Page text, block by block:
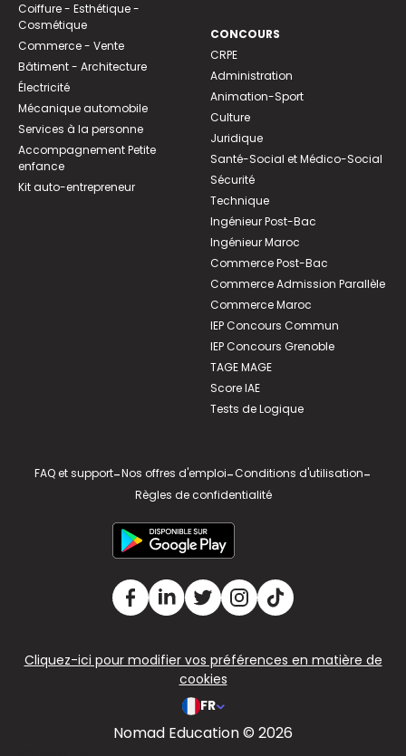
Coiffure - Esthétique -
Cosmétique
Commerce - Vente
Bâtiment - Architecture
Électricité
Mécanique automobile
Services à la personne
Accompagnement Petite
enfance
Kit auto-entrepreneur
CONCOURS
CRPE
Administration
Animation-Sport
Culture
Juridique
Santé-Social et Médico-Social
Sécurité
Technique
Ingénieur Post-Bac
Ingénieur Maroc
Commerce Post-Bac
Commerce Admission Parallèle
Commerce Maroc
IEP Concours Commun
IEP Concours Grenoble
TAGE MAGE
Score IAE
Tests de Logique
FAQ et support-Nos offres d'emploi-Conditions d'utilisation-
Règles de confidentialité
Cliquez-ici pour modifier vos préférences en matière de
cookies
FR
Nomad Education © 2026